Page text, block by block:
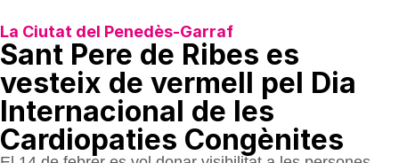
La Ciutat del Penedès-Garraf
Sant Pere de Ribes es
vesteix de vermell pel Dia
Internacional de les
Cardiopaties Congènites